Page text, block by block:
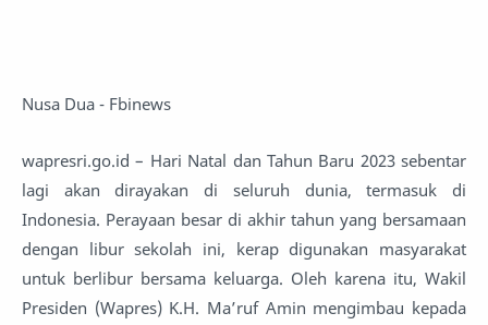
Nusa Dua - Fbinews
wapresri.go.id – Hari Natal dan Tahun Baru 2023 sebentar
lagi akan dirayakan di seluruh dunia, termasuk di
Indonesia. Perayaan besar di akhir tahun yang bersamaan
dengan libur sekolah ini, kerap digunakan masyarakat
untuk berlibur bersama keluarga. Oleh karena itu, Wakil
Presiden (Wapres) K.H. Ma’ruf Amin mengimbau kepada